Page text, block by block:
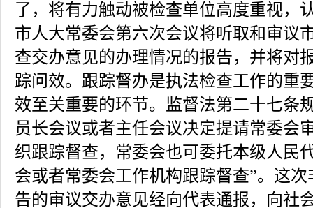
了，将有力触动被检查单位高度重视，
市人大常委会第六次会议将听取和审议
查交办意见的办理情况的报告，并将对
踪问效。跟踪督办是执法检查工作的重
效至关重要的环节。监督法第二十七条
员长会议或者主任会议决定提请常委会
织跟踪督查，常委会也可委托本级人民
会或者常委会工作机构跟踪督查”。这
告的审议交办意见经向代表通报，向社